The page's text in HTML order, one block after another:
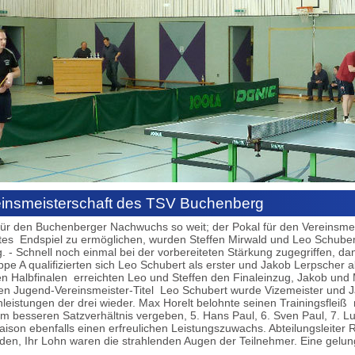
des TSV Buchenberg
den Buchenberger Nachwuchs so weit; der Pokal für den
Endspiel zu ermöglichen, wurden Steffen Mirwald und Leo
- Schnell noch einmal bei der vorbereiteten Stärkung zugegriffen,
A qualifizierten sich Leo Schubert als erster und Jakob Lerpscher
Halbfinalen erreichten Leo und Steffen den Finaleinzug, Jakob und
Jugend-Vereinsmeister-Titel Leo Schubert wurde Vizemeister und
der drei wieder. Max Horelt belohnte seinen Trainingsfleiß
besseren Satzverhältnis vergeben, 5. Hans Paul, 6. Sven Paul, 7.
ebenfalls einen erfreulichen Leistungszuwachs.
Ihr Lohn waren die strahlenden Augen der Teilnehmer. Eine